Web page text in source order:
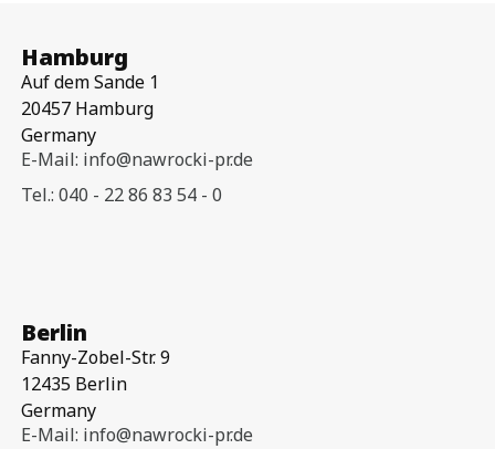
Hamburg
Auf dem Sande 1
20457 Hamburg
Germany
E-Mail: info@nawrocki-pr.de
Tel.: 040 - 22 86 83 54 - 0
Berlin
Fanny-Zobel-Str. 9
12435 Berlin
Germany
E-Mail: info@nawrocki-pr.de